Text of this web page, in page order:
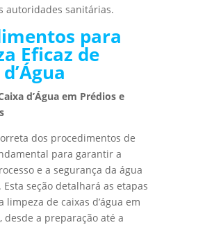
autoridades sanitárias.
para
Eficaz de
d’Água em Prédios e
dos procedimentos de
para garantir a
e a segurança da água
seção detalhará as etapas
limpeza de caixas d’água em
desde a preparação até a